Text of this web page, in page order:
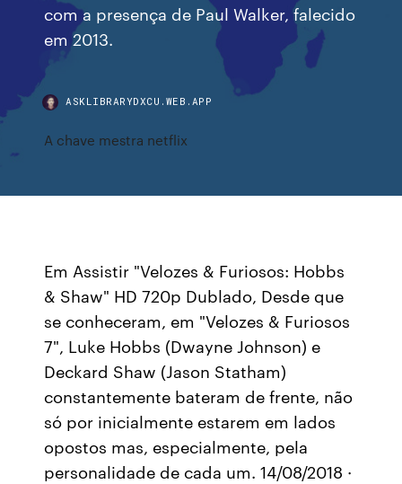
com a presença de Paul Walker, falecido
em 2013.
ASKLIBRARYDXCU.WEB.APP
A chave mestra netflix
Em Assistir "Velozes & Furiosos: Hobbs
& Shaw" HD 720p Dublado, Desde que
se conheceram, em "Velozes & Furiosos
7", Luke Hobbs (Dwayne Johnson) e
Deckard Shaw (Jason Statham)
constantemente bateram de frente, não
só por inicialmente estarem em lados
opostos mas, especialmente, pela
personalidade de cada um. 14/08/2018 ·